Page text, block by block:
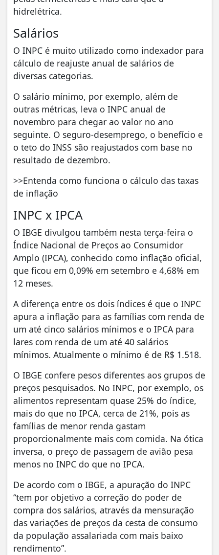
hidrelétrica.
Salários
O INPC é muito utilizado como indexador para
cálculo de reajuste anual de salários de
diversas categorias.
O salário mínimo, por exemplo, além de
outras métricas, leva o INPC anual de
novembro para chegar ao valor no ano
seguinte. O seguro-desemprego, o benefício e
o teto do INSS são reajustados com base no
resultado de dezembro.
>>Entenda como funciona o cálculo das taxas
de inflação
INPC x IPCA
O IBGE divulgou também nesta terça-feira o
Índice Nacional de Preços ao Consumidor
Amplo (IPCA), conhecido como inflação oficial,
que ficou em 0,09% em setembro e 4,68% em
12 meses.
A diferença entre os dois índices é que o INPC
apura a inflação para as famílias com renda de
um até cinco salários mínimos e o IPCA para
lares com renda de um até 40 salários
mínimos. Atualmente o mínimo é de R$ 1.518.
O IBGE confere pesos diferentes aos grupos de
preços pesquisados. No INPC, por exemplo, os
alimentos representam quase 25% do índice,
mais do que no IPCA, cerca de 21%, pois as
famílias de menor renda gastam
proporcionalmente mais com comida. Na ótica
inversa, o preço de passagem de avião pesa
menos no INPC do que no IPCA.
De acordo com o IBGE, a apuração do INPC
“tem por objetivo a correção do poder de
compra dos salários, através da mensuração
das variações de preços da cesta de consumo
da população assalariada com mais baixo
rendimento”.